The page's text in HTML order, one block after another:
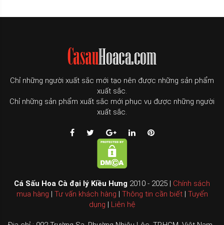
Chỉ những người xuất sắc mới tạo nên được những sản phẩm
xuất sắc.
Chỉ những sản phẩm xuất sắc mới phục vụ được những người
xuất sắc.
Cá Sấu Hoa Cà đại lý Kiều Hưng 2010 - 2025 | Chính sách
mua hàng | Tư vấn khách hàng | Thông tin cần biết| Tuyển
dụng | Liên hệ